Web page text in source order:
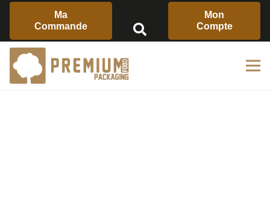
Ma
Commande
Mon
Compte